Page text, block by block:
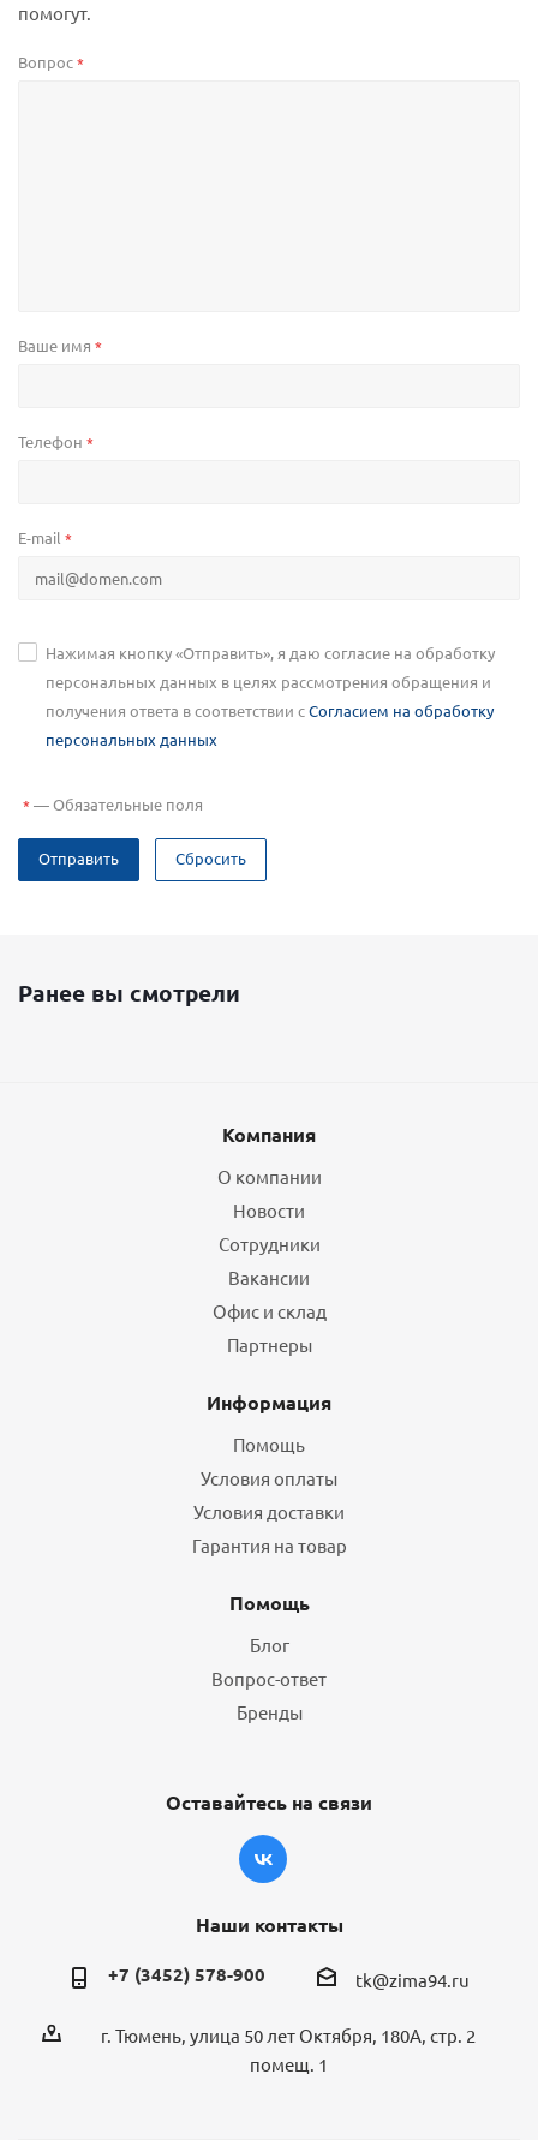
помогут.
Вопрос*
Ваше имя *
Телефон *
E-mail *
Нажимая кнопку «Отправить», я даю согласие на обработку
персональных данных в целях рассмотрения обращения и
получения ответа в соответствии сСогласием на обработку
персональных данных
*—Обязательные поля
Отправить Сбросить
Ранее вы смотрели
Компания
О компании
Новости
Сотрудники
Вакансии
Офис и склад
Партнеры
Информация
Помощь
Условия оплаты
Условия доставки
Гарантия на товар
Помощь
Блог
Вопрос-ответ
Бренды
Оставайтесь на связи
Наши контакты
+7 (3452) 578-900 tk@zima94.ru
г. Тюмень, улица 50 лет Октября, 180А, стр. 2
помещ. 1